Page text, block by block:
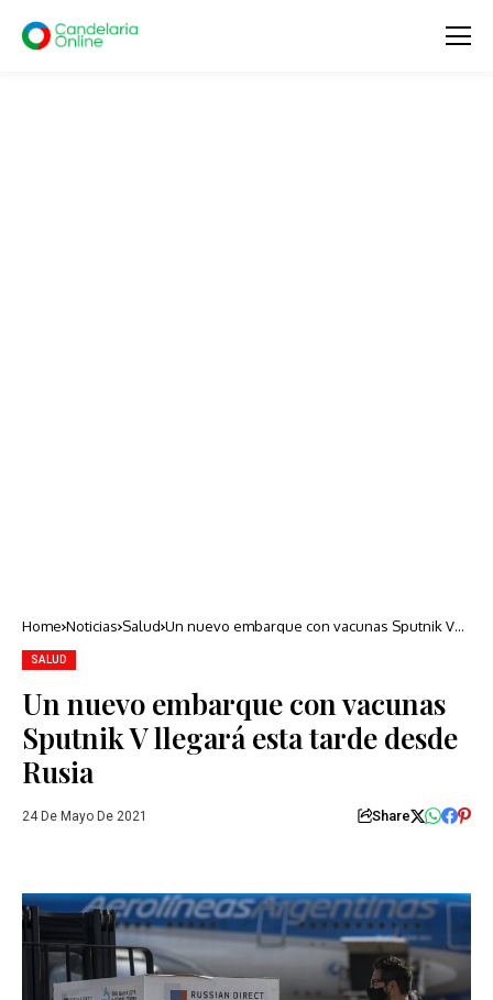
Home Noticias Salud Un nuevo embarque con vacunas Sputnik V
SALUD
Un nuevo embarque con vacunas
Sputnik V llegará esta tarde desde
Rusia
24 De Mayo De 2021 Share